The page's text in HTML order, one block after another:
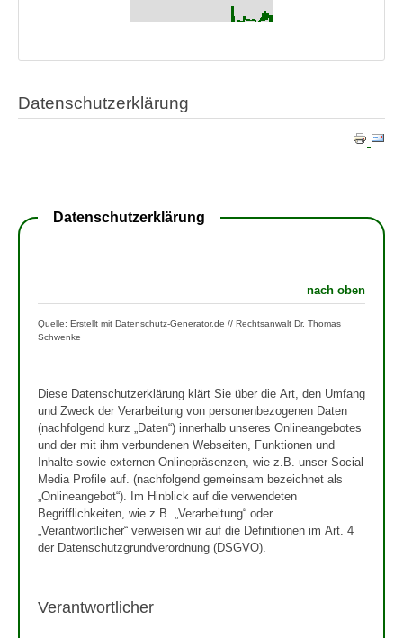
Datenschutzerklärung
Datenschutzerklärung
nach oben
Quelle: Erstellt mit Datenschutz-Generator.de // Rechtsanwalt Dr. Thomas
Schwenke
Diese Datenschutzerklärung klärt Sie über die Art, den Umfang
und Zweck der Verarbeitung von personenbezogenen Daten
(nachfolgend kurz „Daten“) innerhalb unseres Onlineangebotes
und der mit ihm verbundenen Webseiten, Funktionen und
Inhalte sowie externen Onlinepräsenzen, wie z.B. unser Social
Media Profile auf. (nachfolgend gemeinsam bezeichnet als
„Onlineangebot“). Im Hinblick auf die verwendeten
Begrifflichkeiten, wie z.B. „Verarbeitung“ oder
„Verantwortlicher“ verweisen wir auf die Definitionen im Art. 4
der Datenschutzgrundverordnung (DSGVO).
Verantwortlicher